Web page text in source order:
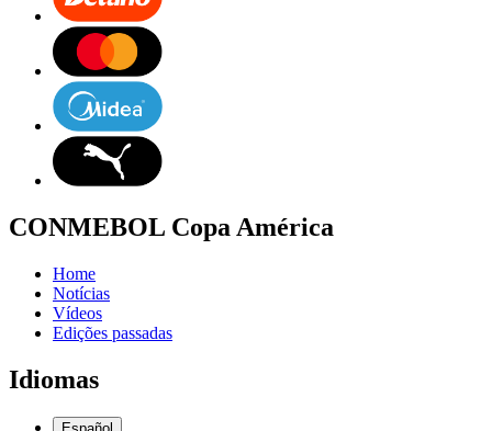
CONMEBOL Copa América
Home
Notícias
Vídeos
Edições passadas
Idiomas